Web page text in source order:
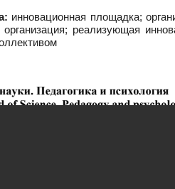
инновационная площадка;
организация; реализующая